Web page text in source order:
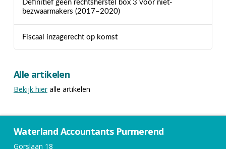
Definitief geen rechtsherstel box 3 voor niet-
bezwaarmakers (2017–2020)
Fiscaal inzagerecht op komst
Alle artikelen
Bekijk hieralle artikelen
Waterland Accountants Purmerend
Gorslaan 18